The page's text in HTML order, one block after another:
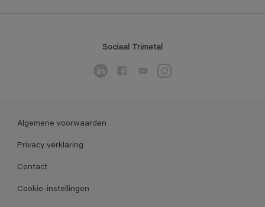
Sociaal Trimetal
Algemene voorwaarden
Privacy verklaring
Contact
Cookie-instellingen